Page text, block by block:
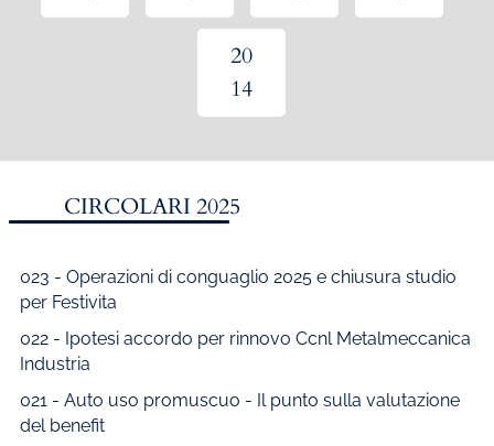
Contatti
Contatti
20
14
CIRCOLARI 2025
023 - Operazioni di conguaglio 2025 e chiusura studio
per Festivita
022 - Ipotesi accordo per rinnovo Ccnl Metalmeccanica
Industria
021 - Auto uso promuscuo - Il punto sulla valutazione
del benefit